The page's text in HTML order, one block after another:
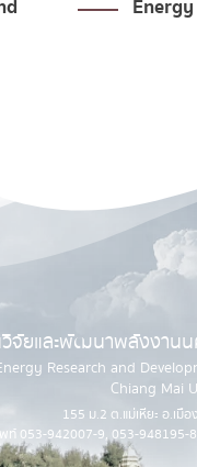
จัยและพัฒนาพลังงานน
Research and
Chiang Mai
155 ม.2 ต.แม่เหียะ อ.เมื
ท์ 053-942007-9, 053-948195-